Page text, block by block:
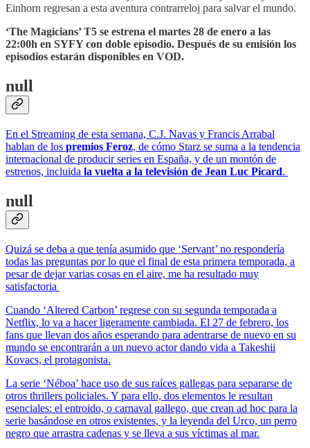
Einhorn regresan a esta aventura contrarreloj para salvar el mundo.
‘The Magicians’ T5 se estrena el martes 28 de enero a las
22:00h en SYFY con doble episodio. Después de su emisión los
episodios estarán disponibles en VOD.
null
En el Streaming de esta semana, C.J. Navas y Francis Arrabal
hablan de los premios Feroz, de cómo Starz se suma a la tendencia
internacional de producir series en España, y de un montón de
estrenos, incluida la vuelta a la televisión de Jean Luc Picard.
null
Quizá se deba a que tenía asumido que ‘Servant’ no respondería
todas las preguntas por lo que el final de esta primera temporada, a
pesar de dejar varias cosas en el aire, me ha resultado muy
satisfactoria
Cuando ‘Altered Carbon’ regrese con su segunda temporada a
Netflix, lo va a hacer ligeramente cambiada. El 27 de febrero, los
fans que llevan dos años esperando para adentrarse de nuevo en su
mundo se encontrarán a un nuevo actor dando vida a Takeshii
Kovacs, el protagonista.
La serie ‘Néboa’ hace uso de sus raíces gallegas para separarse de
otros thrillers policiales. Y para ello, dos elementos le resultan
esenciales: el entroido, o carnaval gallego, que crean ad hoc para la
serie basándose en otros existentes, y la leyenda del Urco, un perro
negro que arrastra cadenas y se lleva a sus víctimas al mar.